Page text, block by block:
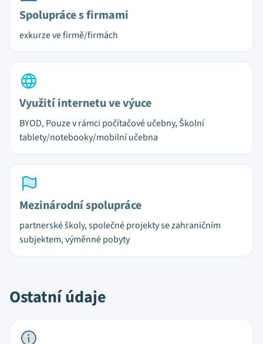
Spolupráce s firmami
exkurze ve firmě/firmách
Využití internetu ve výuce
BYOD, Pouze v rámci počítačové učebny, Školní
tablety/notebooky/mobilní učebna
Mezinárodní spolupráce
partnerské školy, společné projekty se zahraničním
subjektem, výměnné pobyty
Ostatní údaje